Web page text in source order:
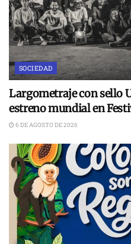
SOCIEDAD
Largometraje con sello
estreno mundial en
6 DE AGOSTO DE 2026